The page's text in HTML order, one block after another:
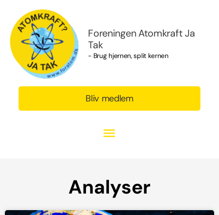
indholdet
Foreningen Atomkraft Ja
Tak
- Brug hjernen, split kernen
Bliv medlem
Analyser